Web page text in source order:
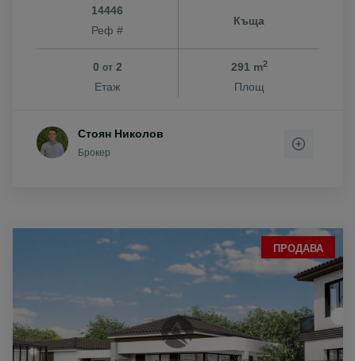
14446
Реф #
Къща
0 от2
Етаж
291 m2
Площ
Стоян Николов
Брокер
ПРОДАВА